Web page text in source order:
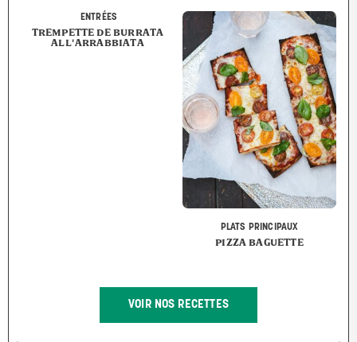
ENTRÉES
TREMPETTE DE BURRATA
ALL'ARRABBIATA
PLATS PRINCIPAUX
PIZZA BAGUETTE
VOIR NOS RECETTES